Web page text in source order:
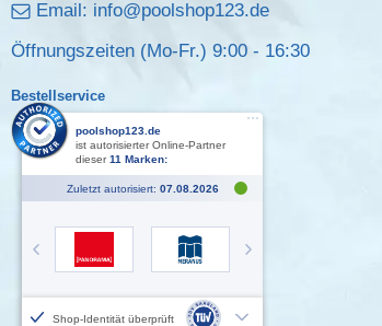
Email: info@poolshop123.de
Öffnungszeiten (Mo-Fr.) 9:00 - 16:30
Bestellservice